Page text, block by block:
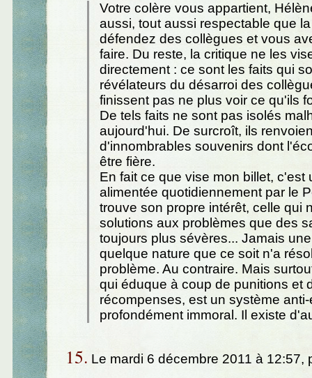
Votre colère vous appartient,
aussi, tout aussi respectable que
défendez des collègues et vous
faire. Du reste, la critique ne les
directement : ce sont les faits qui
révélateurs du désarroi des
finissent pas ne plus voir ce qu'ils
De tels faits ne sont pas isolés
aujourd'hui. De surcroît, ils
d'innombrables souvenirs dont
être fière.
En fait ce que vise mon billet, c'est
alimentée quotidiennement par le
trouve son propre intérêt, celle qui
solutions aux problèmes que des
toujours plus sévères... Jamais
quelque nature que ce soit n'a
problème. Au contraire. Mais
qui éduque à coup de punitions et
récompenses, est un système
profondément immoral. Il existe
15. Le mardi 6 décembre 2011 à 12:57,